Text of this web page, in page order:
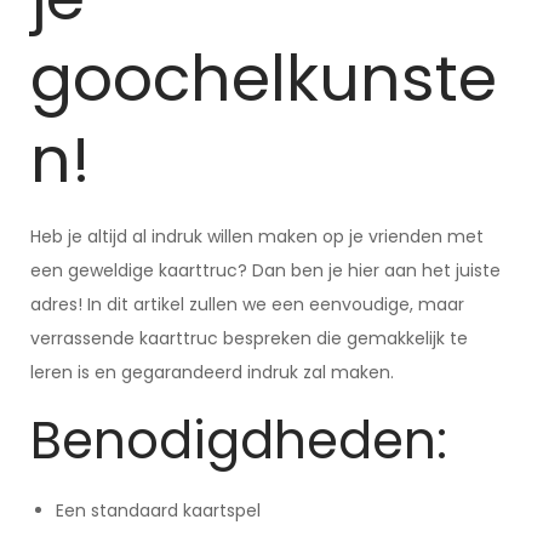
goochelkunste
n!
Heb je altijd al indruk willen maken op je vrienden met
een geweldige kaarttruc? Dan ben je hier aan het juiste
adres! In dit artikel zullen we een eenvoudige, maar
verrassende kaarttruc bespreken die gemakkelijk te
leren is en gegarandeerd indruk zal maken.
Benodigdheden:
Een standaard kaartspel